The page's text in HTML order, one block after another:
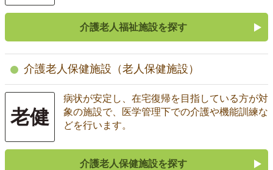
介護老人福祉施設を探す
介護老人保健施設（老人保健施設）
老健
病状が安定し、在宅復帰を目指している方が対
象の施設で、医学管理下での介護や機能訓練な
どを行います。
介護老人保健施設を探す